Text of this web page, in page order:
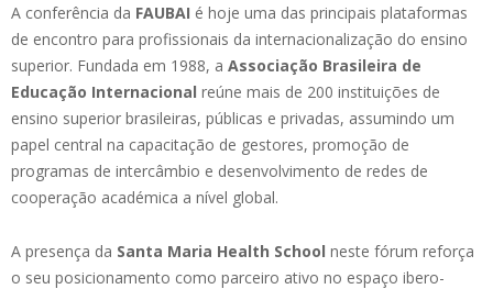
A conferência da FAUBAI é hoje uma das principais plataformas
de encontro para profissionais da internacionalização do ensino
superior. Fundada em 1988, a Associação Brasileira de
Educação Internacional reúne mais de 200 instituições de
ensino superior brasileiras, públicas e privadas, assumindo um
papel central na capacitação de gestores, promoção de
programas de intercâmbio e desenvolvimento de redes de
cooperação académica a nível global.
A presença da Santa Maria Health School neste fórum reforça
o seu posicionamento como parceiro ativo no espaço ibero-